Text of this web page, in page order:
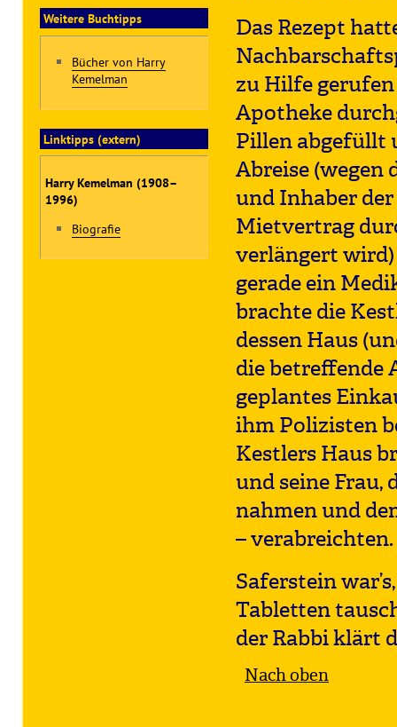
Das Rezept
zu Hilfe
Apotheke
Pillen abgefüllt
Abreise (wegen
und Inhaber
Mietvertrag
verlängert
gerade ein
brachte die
dessen Haus
die betreffende
geplantes
ihm Polizisten
Kestlers Haus
und seine
nahmen und
– verabreichten.
Saferstein
Tabletten
der Rabbi klärt
Nach oben
Weitere Buchtipps
Bücher von Harry
Kemelman
Linktipps (extern)
Harry Kemelman (1908–
1996)
Biografie